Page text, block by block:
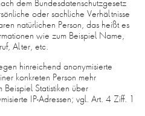
dem Bundesdatenschutzgesetz
oder sachliche Verhältnisse
natürlichen Person, das heißt es
wie zum Beispiel Name,
Alter, etc.
hinreichend anonymisierte
konkreten Person mehr
Statistiken über
IP-Adressen; vgl. Art. 4 Ziff. 1